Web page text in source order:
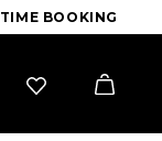
TIME BOOKING